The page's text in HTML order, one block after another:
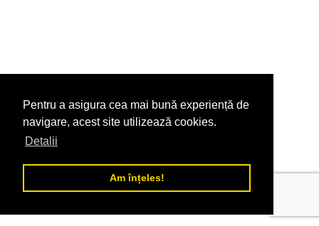
Pentru a asigura cea mai bună experiență de
navigare, acest site utilizează cookies.
Detalii
Am înțeles!